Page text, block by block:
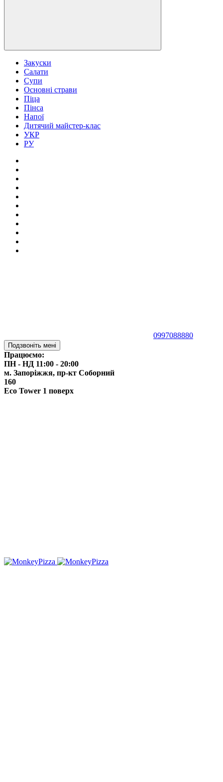
Закуски
Салати
Супи
Основні страви
Піца
Пінса
Напої
Дитячий майстер-клас
УКР
РУ
0997088880
Подзвоніть мені
Працюємо:
ПН - НД 11:00 - 20:00
м. Запоріжжя, пр-кт Соборний
160
Eco Tower 1 поверх